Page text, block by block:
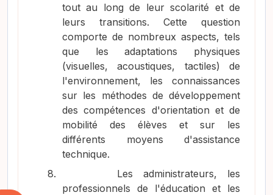
tout au long de leur scolarité et de
leurs transitions. Cette question
comporte de nombreux aspects, tels
que les adaptations physiques
(visuelles, acoustiques, tactiles) de
l'environnement, les connaissances
sur les méthodes de développement
des compétences d'orientation et de
mobilité des élèves et sur les
différents moyens d'assistance
technique.
8.
Les administrateurs, les
professionnels de l'éducation et les